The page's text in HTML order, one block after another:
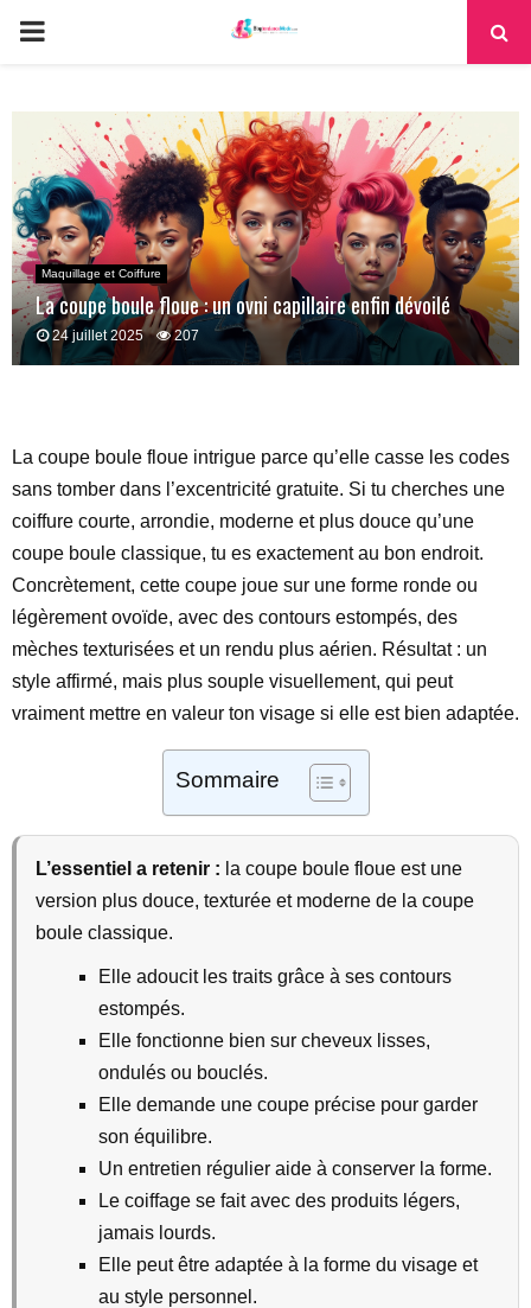
PRIMARY
Maquillage et Coiffure
La coupe boule floue : un ovni capillaire enfin dévoilé
24 juillet 2025 207
La coupe boule floue intrigue parce qu’elle casse les codes
sans tomber dans l’excentricité gratuite. Si tu cherches une
coiffure courte, arrondie, moderne et plus douce qu’une
coupe boule classique, tu es exactement au bon endroit.
Concrètement, cette coupe joue sur une forme ronde ou
légèrement ovoïde, avec des contours estompés, des
mèches texturisées et un rendu plus aérien. Résultat : un
style affirmé, mais plus souple visuellement, qui peut
vraiment mettre en valeur ton visage si elle est bien adaptée.
Sommaire
L’essentiel a retenir : la coupe boule floue est une
version plus douce, texturée et moderne de la coupe
boule classique.
Elle adoucit les traits grâce à ses contours
estompés.
Elle fonctionne bien sur cheveux lisses,
ondulés ou bouclés.
Elle demande une coupe précise pour garder
son équilibre.
Un entretien régulier aide à conserver la forme.
Le coiffage se fait avec des produits légers,
jamais lourds.
Elle peut être adaptée à la forme du visage et
au style personnel.